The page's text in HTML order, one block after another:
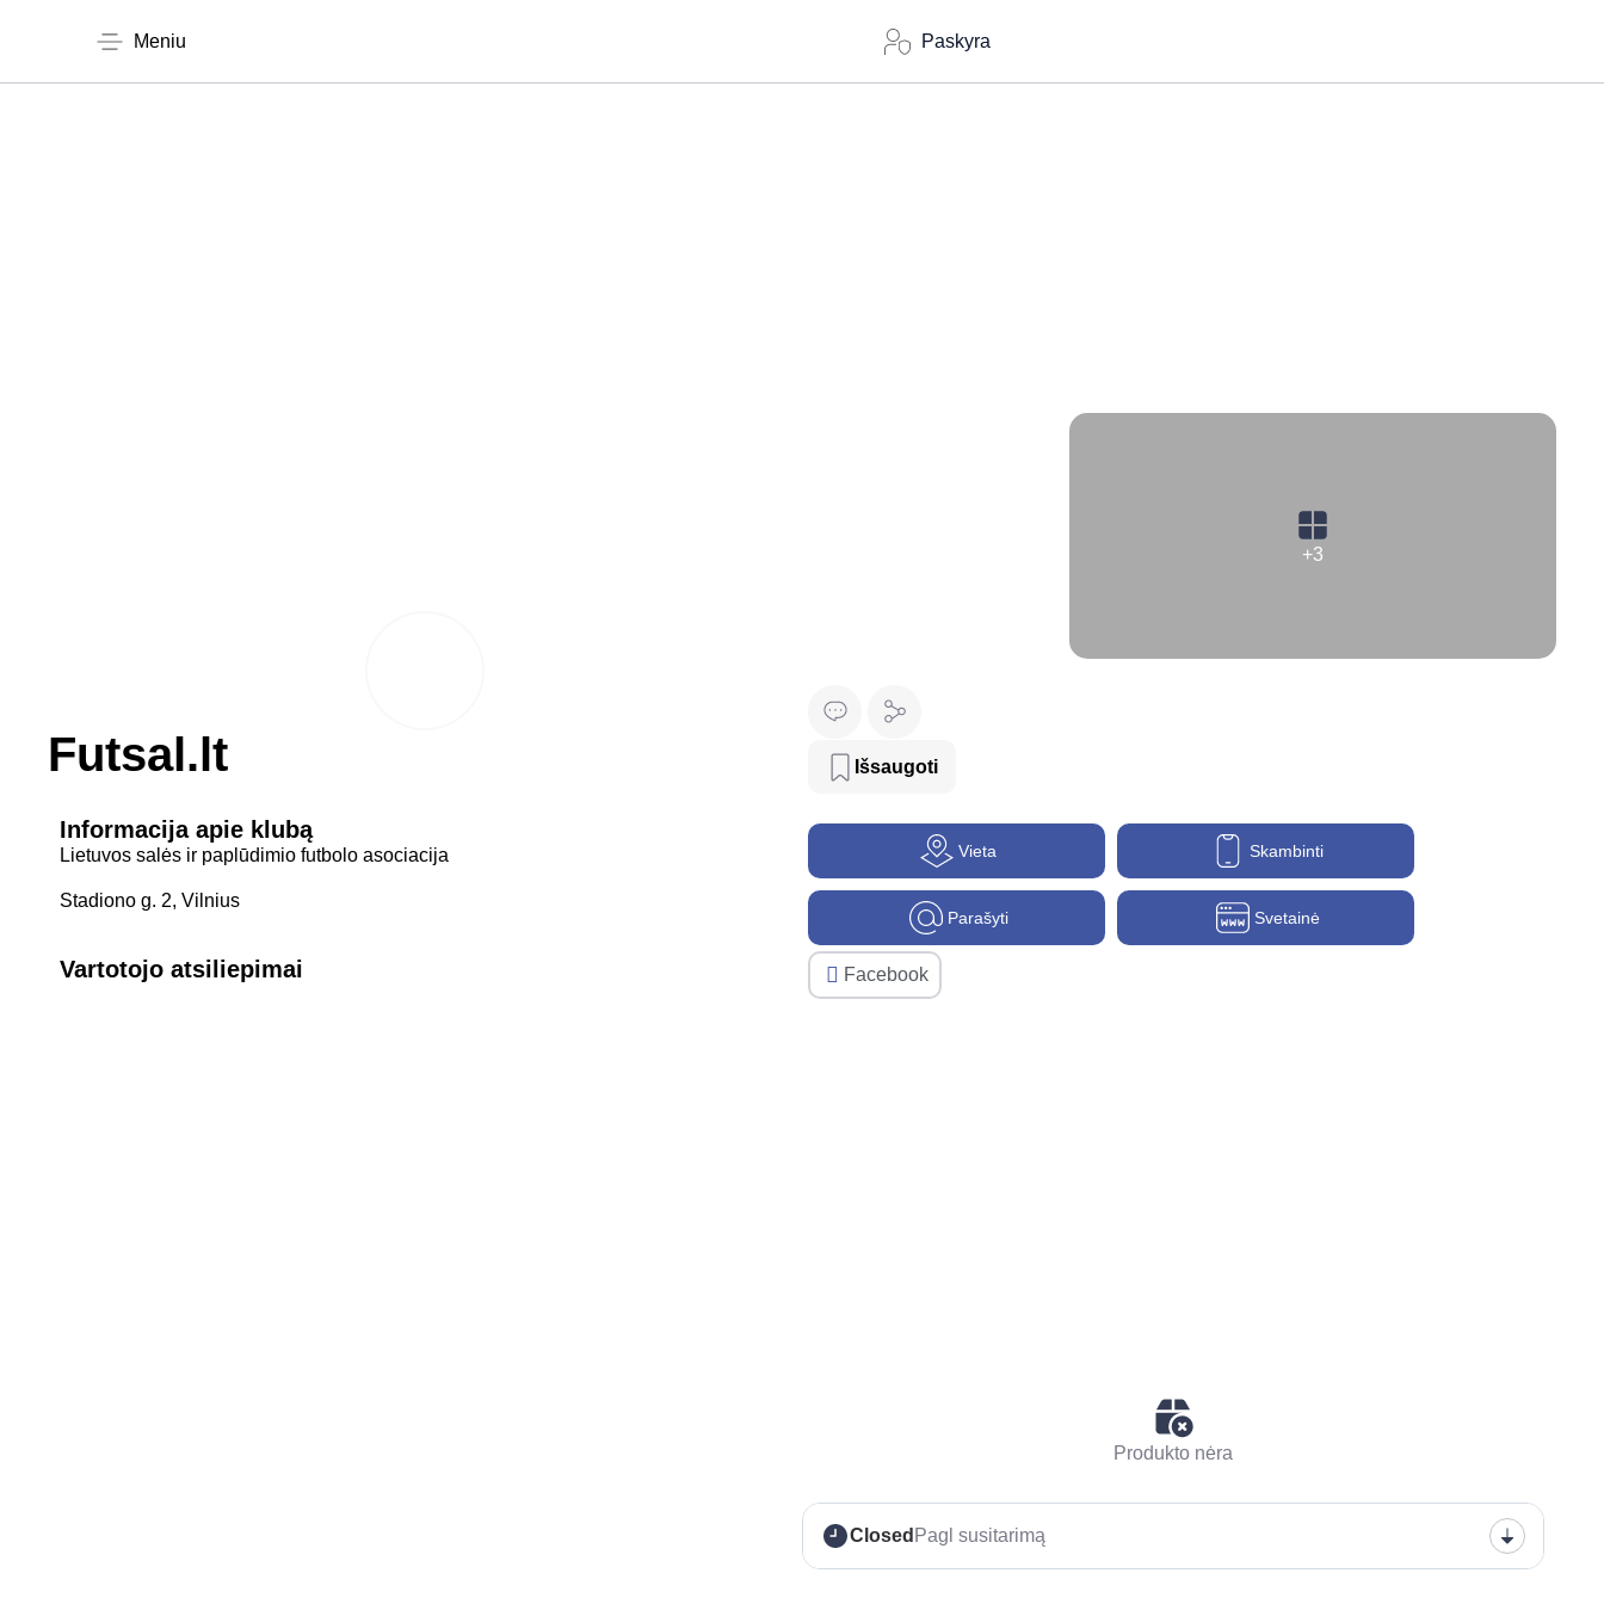
Meniu Paskyra
+3
Futsal.lt Išsaugoti
Informacija apie klubą
Lietuvos salės ir paplūdimio futbolo asociacija
Stadiono g. 2, Vilnius
Vartotojo atsiliepimai
Vieta Skambinti
Parašyti Svetainė
Facebook
Produkto nėra
Closed Pagl susitarimą